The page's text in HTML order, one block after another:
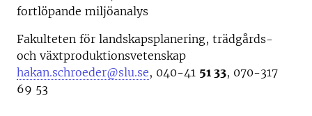
fortlöpande miljöanalys
Fakulteten för landskapsplanering, trädgårds-
och växtproduktionsvetenskap
hakan.schroeder@slu.se, 040-41 51 33, 070-317
69 53